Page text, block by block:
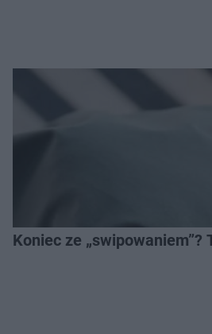
Koniec ze